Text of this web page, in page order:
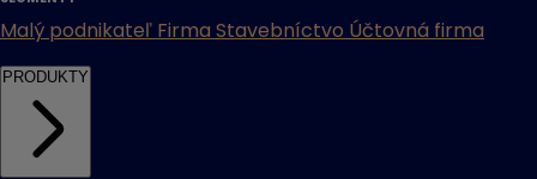
Malý podnikateľ Firma Stavebníctvo Účtovná firma
PRODUKTY